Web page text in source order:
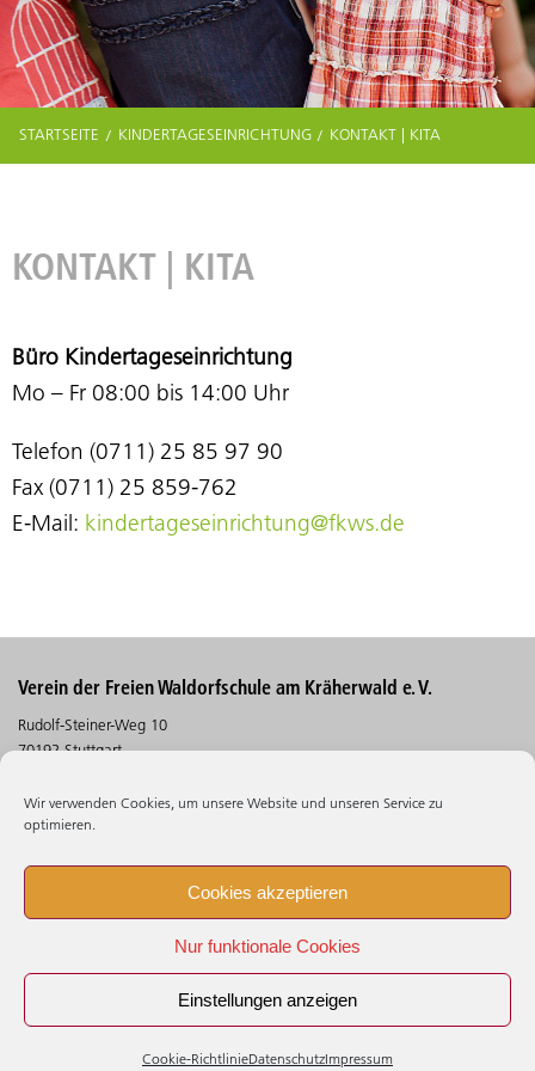
Wir verwenden Cookies, um unsere Website und unseren Service zu
optimieren.
Cookies akzeptieren
Nur funktionale Cookies
Einstellungen anzeigen
Cookie-RichtlinieDatenschutzImpressum
STARTSEITE KINDERTAGESEINRICHTUNG KONTAKT | KITA
KONTAKT | KITA
Büro Kindertageseinrichtung
Mo – Fr 08:00 bis 14:00 Uhr
Telefon (0711) 25 85 97 90
Fax (0711) 25 859-762
E-Mail: kindertageseinrichtung@fkws.de
Verein der Freien Waldorfschule am Kräherwald e. V.
Rudolf-Steiner-Weg 10
70192 Stuttgart
Telefon (0711) 30 5 30 - 530
Telefax (0711) 30 5 30 - 106
Datenschutz
Cookie - Richtlinie (EU)